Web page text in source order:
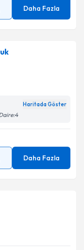
Daha Fazla
Haritada Göster
Daha Fazla